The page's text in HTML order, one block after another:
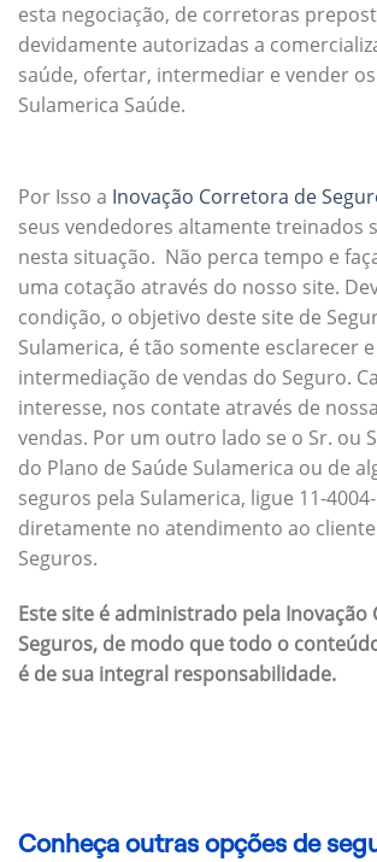
esta negociação, de corretoras
devidamente autorizadas a
saúde, ofertar, intermediar e vender
Sulamerica Saúde.
Por Isso a Inovação Corretora de
seus vendedores altamente treinados
nesta situação. Não perca tempo e
uma cotação através do nosso site.
condição, o objetivo deste site de
Sulamerica, é tão somente esclarecer
intermediação de vendas do Seguro.
interesse, nos contate através de
vendas. Por um outro lado se o Sr. ou
do Plano de Saúde Sulamerica ou de
seguros pela Sulamerica, ligue 11-
diretamente no atendimento ao
Seguros.
Este site é administrado pela
Seguros, de modo que todo o
é de sua integral responsabilidade.
Conheça outras opções de